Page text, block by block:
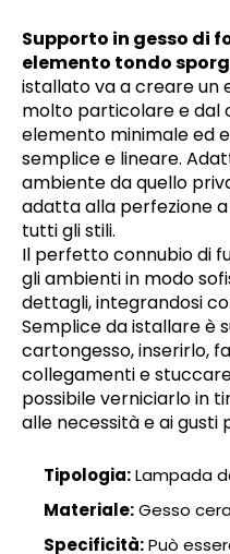
Supporto in gesso di
elemento tondo
istallato va a creare un
molto particolare e dal
elemento minimale ed
semplice e lineare.
ambiente da quello
adatta alla perfezione
tutti gli stili.
Il perfetto connubio di
gli ambienti in modo
dettagli, integrandosi
Semplice da istallare è
cartongesso, inserirlo,
collegamenti e
possibile verniciarlo in
alle necessità e ai gusti
Tipologia:Lampada
Materiale:Gesso
Specificità:Può